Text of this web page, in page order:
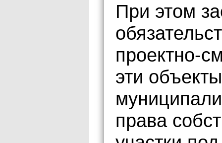
При этом
проектно-
эти
права